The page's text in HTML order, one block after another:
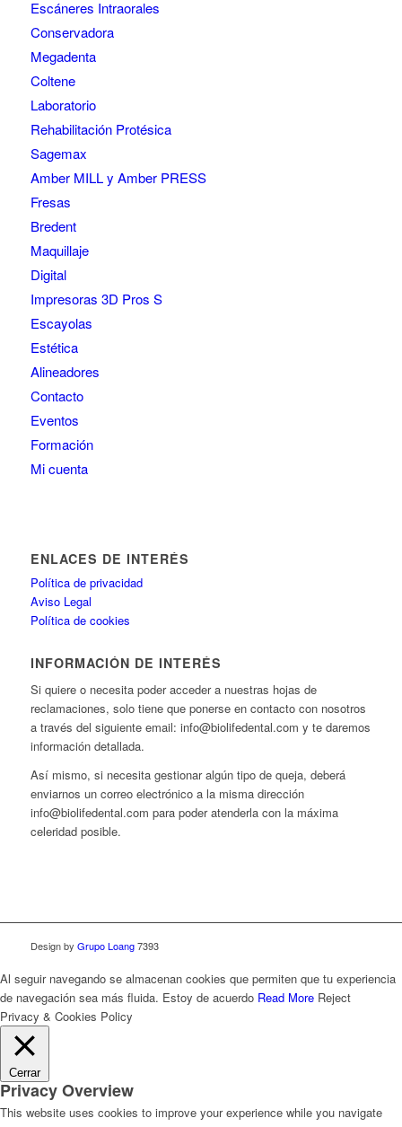
Escáneres Intraorales
Conservadora
Megadenta
Coltene
Laboratorio
Rehabilitación Protésica
Sagemax
Amber MILL y Amber PRESS
Fresas
Bredent
Maquillaje
Digital
Impresoras 3D Pros S
Escayolas
Estética
Alineadores
Contacto
Eventos
Formación
Mi cuenta
ENLACES DE INTERÉS
Política de privacidad
Aviso Legal
Política de cookies
INFORMACIÓN DE INTERÉS
Si quiere o necesita poder acceder a nuestras hojas de
reclamaciones, solo tiene que ponerse en contacto con nosotros
a través del siguiente email: info@biolifedental.com y te daremos
información detallada.
Así mismo, si necesita gestionar algún tipo de queja, deberá
enviarnos un correo electrónico a la misma dirección
info@biolifedental.com para poder atenderla con la máxima
celeridad posible.
Design by Grupo Loang7393
Al seguir navegando se almacenan cookies que permiten que tu experiencia
de navegación sea más fluida. Estoy de acuerdo Read More Reject
Privacy & Cookies Policy
Cerrar
Privacy Overview
This website uses cookies to improve your experience while you navigate